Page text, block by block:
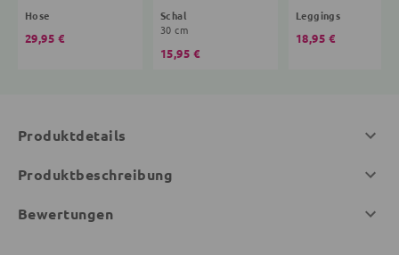
Hose
29,95 €
Schal
30 cm
15,95 €
Leggings
18,95 €
Produktdetails
Produktbeschreibung
Bewertungen